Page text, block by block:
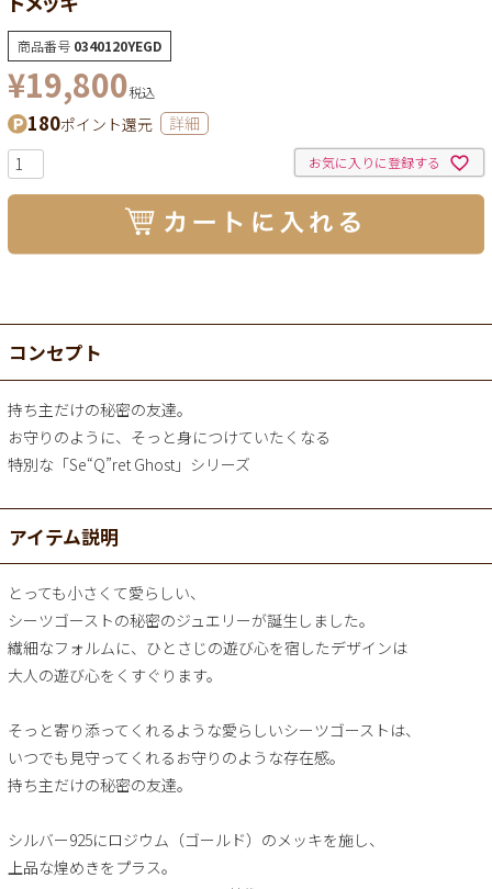
商品番号 0340120YEGD
¥19,800税込
180ポイント還元 詳細
お気に入りに登録する
コンセプト
持ち主だけの秘密の友達。
お守りのように、そっと身につけていたくなる
特別な「Se“Q”ret Ghost」シリーズ
アイテム説明
とっても小さくて愛らしい、
シーツゴーストの秘密のジュエリーが誕生しました。
繊細なフォルムに、ひとさじの遊び心を宿したデザインは
大人の遊び心をくすぐります。
そっと寄り添ってくれるような愛らしいシーツゴーストは、
いつでも見守ってくれるお守りのような存在感。
持ち主だけの秘密の友達。
シルバー925にロジウム（ゴールド）のメッキを施し、
上品な煌めきをプラス。